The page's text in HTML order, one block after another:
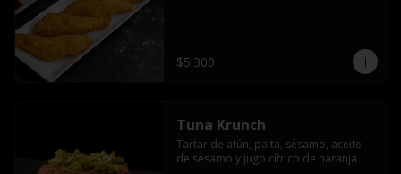
$5.300
Tuna Krunch
Tartar de atún, palta, sésamo, aceite
de sésamo y jugo cítrico de naranja